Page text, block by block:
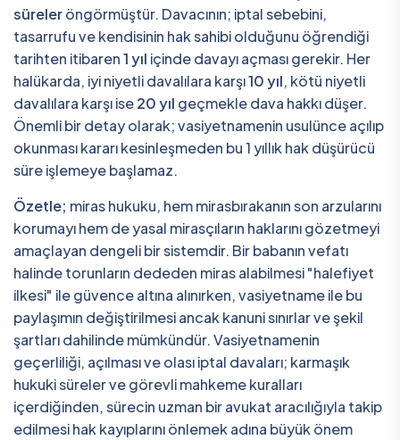
süreleröngörmüştür. Davacının; iptal sebebini,
tasarrufu ve kendisinin hak sahibi olduğunu öğrendiği
tarihten itibaren1 yıl içinde davayı açması gerekir. Her
halükarda, iyi niyetli davalılara karşı10 yıl, kötü niyetli
davalılara karşı ise20 yıl geçmekle dava hakkı düşer.
Önemli bir detay olarak; vasiyetnamenin usulünce açılıp
okunması kararı kesinleşmeden bu 1 yıllık hak düşürücü
süre işlemeye başlamaz.
Özetle; miras hukuku, hem mirasbırakanın son arzularını
korumayı hem de yasal mirasçıların haklarını gözetmeyi
amaçlayan dengeli bir sistemdir. Bir babanın vefatı
halinde torunların dededen miras alabilmesi "halefiyet
ilkesi" ile güvence altına alınırken, vasiyetname ile bu
paylaşımın değiştirilmesi ancak kanuni sınırlar ve şekil
şartları dahilinde mümkündür. Vasiyetnamenin
geçerliliği, açılması ve olası iptal davaları; karmaşık
hukuki süreler ve görevli mahkeme kuralları
içerdiğinden, sürecin uzman bir avukat aracılığıyla takip
edilmesi hak kayıplarını önlemek adına büyük önem